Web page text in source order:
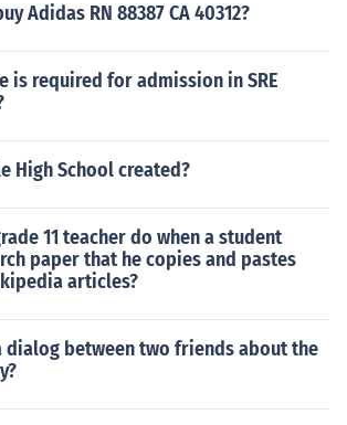
Adidas RN 88387 CA 40312?
is required for admission in SRE
High School created?
11 teacher do when a student
paper that he copies and pastes
articles?
dialog between two friends about the